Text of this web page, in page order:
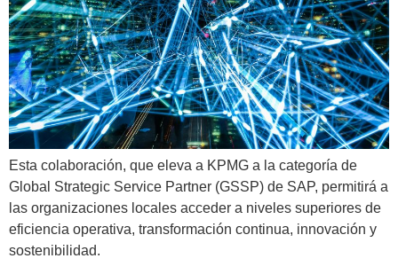
Esta colaboración, que eleva a KPMG a la categoría de
Global Strategic Service Partner (GSSP) de SAP, permitirá a
las organizaciones locales acceder a niveles superiores de
eficiencia operativa, transformación continua, innovación y
sostenibilidad.